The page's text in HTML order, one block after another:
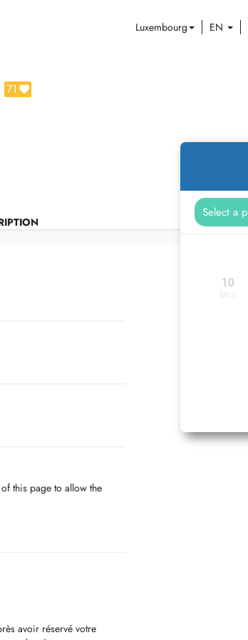
Luxembourg EN
71
10
this page to allow the
avoir réservé votre